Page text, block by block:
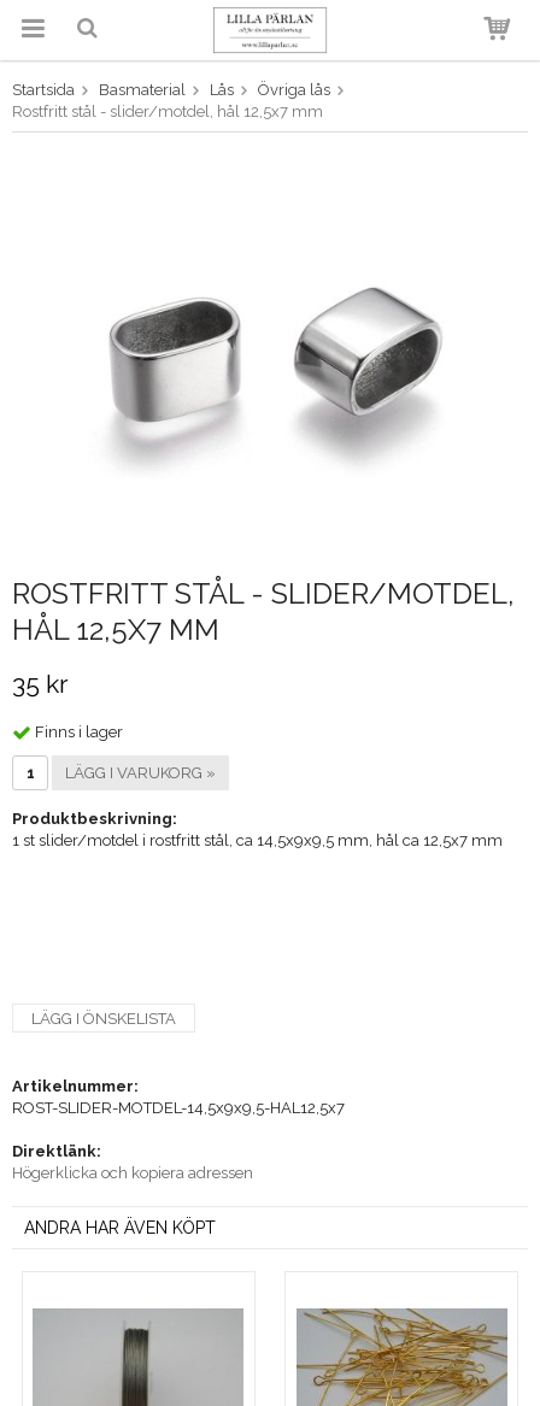
Produkten har blivit tillagd i
varukorgen
Startsida Basmaterial Lås
Övriga lås
Rostfritt stål - slider/motdel, hål 12,5x7 mm
ROSTFRITT STÅL - SLIDER/MOTDEL,
HÅL 12,5X7 MM
35 kr
Finns i lager
LÄGG I VARUKORG »
Produktbeskrivning:
1 st slider/motdel i rostfritt stål, ca 14,5x9x9,5 mm, hål ca 12,5x7 mm
LÄGG I ÖNSKELISTA
Artikelnummer:
ROST-SLIDER-MOTDEL-14,5x9x9,5-HAL12,5x7
Direktlänk:
Högerklicka och kopiera adressen
ANDRA HAR ÄVEN KÖPT